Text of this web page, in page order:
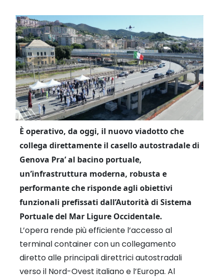
È operativo, da oggi, il nuovo viadotto che
collega direttamente il casello autostradale di
Genova Pra’ al bacino portuale,
un’infrastruttura moderna, robusta e
performante che risponde agli obiettivi
funzionali prefissati dall’Autorità di Sistema
Portuale del Mar Ligure Occidentale.
L’opera rende più efficiente l’accesso al
terminal container con un collegamento
diretto alle principali direttrici autostradali
verso il Nord-Ovest italiano e l’Europa. Al